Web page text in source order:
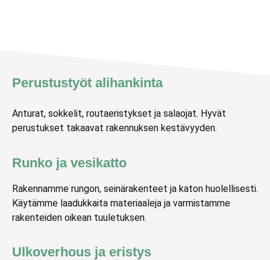
Perustustyöt alihankinta
Anturat, sokkelit, routaeristykset ja salaojat. Hyvät
perustukset takaavat rakennuksen kestävyyden.
Runko ja vesikatto
Rakennamme rungon, seinärakenteet ja katon huolellisesti.
Käytämme laadukkaita materiaaleja ja varmistamme
rakenteiden oikean tuuletuksen.
Ulkoverhous ja eristys